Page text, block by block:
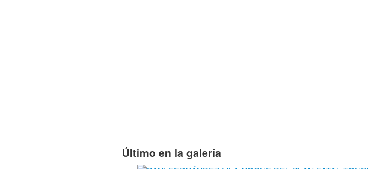
Último en la galería